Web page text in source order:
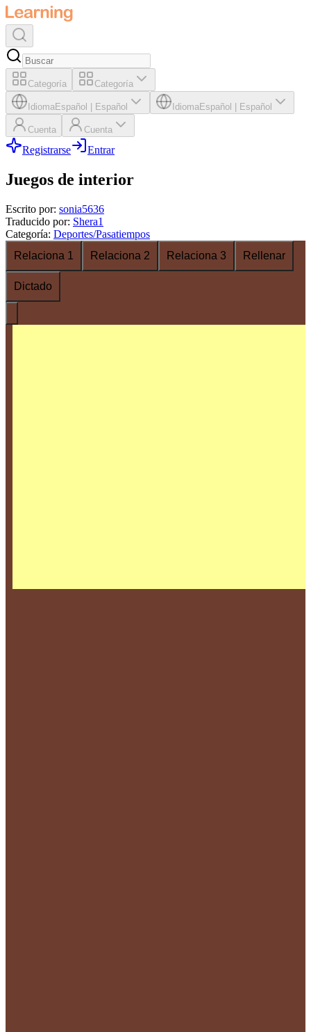
Categoría Categoría
IdiomaEspañol Español IdiomaEspañol Español
Cuenta Cuenta
Registrarse Entrar
Juegos de interior
Escrito por: sonia5636
Traducido por: Shera1
Categoría: Deportes/Pasatiempos
Relaciona 1
Relaciona 2 Relaciona 3 Rellenar
Dictado